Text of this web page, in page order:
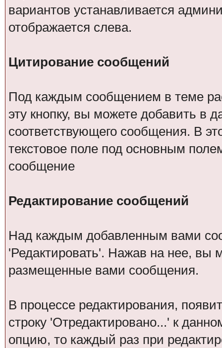
вариантов устанавливается
отображается слева.
Цитирование сообщений
Под каждым сообщением в теме
эту кнопку, вы можете добавить в
соответствующего сообщения. В
текстовое поле под основным
сообщение
Редактирование сообщений
Над каждым добавленным вами
'Редактировать'. Нажав на нее, вы
размещенные вами сообщения.
В процессе редактирования,
строку 'Отредактировано...' к
опцию, то каждый раз при